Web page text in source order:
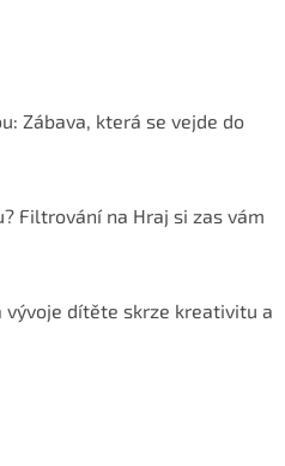
Zábava, která se vejde do
Filtrování na Hraj si zas vám
vývoje dítěte skrze kreativitu a